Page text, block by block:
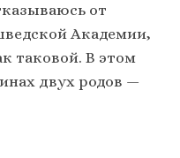
от
Академии,
таковой. В этом
двух родов —